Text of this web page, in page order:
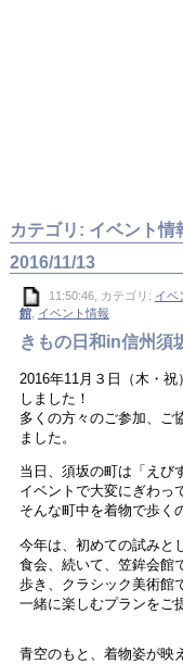
カテゴリ: イベント情
2016/11/13
11:50:46, カテゴリ: イベ
館, イベント情報
きもの日和in信州須
2016年11月３日（木・
しました！
多くの方々のご参加、ご
ました。
当日、須坂の町は「えび
イベントで大変にぎわっ
そんな町中を着物で歩く
今年は、初めての試みと
食会、続いて、笠鉾会館
歩き、クラシック美術館
一緒に楽しむプランをご
青空のもと、着物姿が映